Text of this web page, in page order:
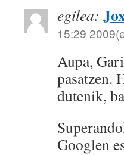
egilea:
15:29
Aupa,
pasatzen.
dutenik,
Googlen